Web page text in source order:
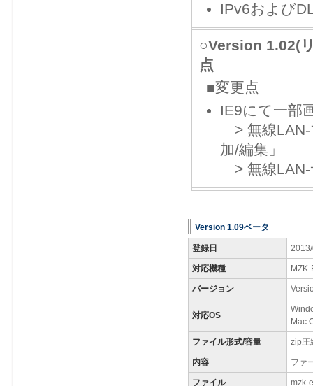
IPv6および
○Version 1.02(
点
■変更点
IE9にて一部
> 無線LAN-
加/編集」
> 無線LAN-
Version 1.09ベータ
登録日
対応機種
バージョン
対応OS
Mac
ファイル形式/容量 zip圧
内容 ファ
ファイル mzk-